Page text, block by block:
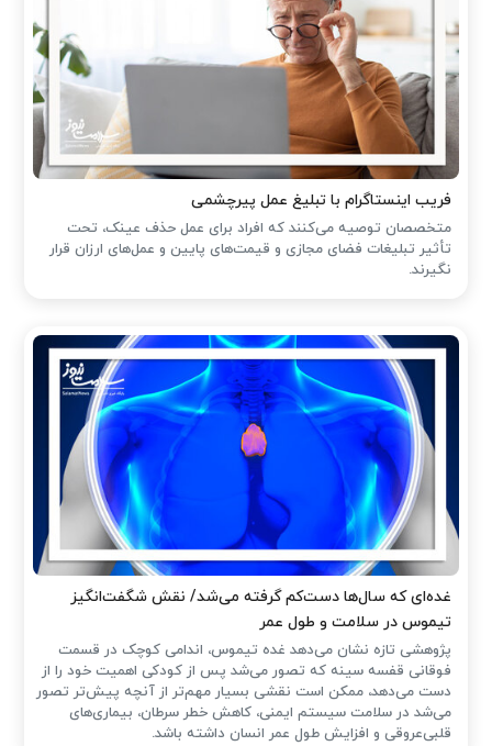
فریب اینستاگرام با تبلیغ عمل پیرچشمی
متخصصان توصیه می‌کنند که افراد برای عمل حذف عینک، تحت
تأثیر تبلیغات فضای مجازی و قیمت‌های پایین و عمل‌های ارزان قرار
نگیرند.
غده‌ای که سال‌ها دست‌کم گرفته می‌شد/ نقش شگفت‌انگیز
تیموس در سلامت و طول عمر
پژوهشی تازه نشان می‌دهد غده تیموس، اندامی کوچک در قسمت
فوقانی قفسه سینه که تصور می‌شد پس از کودکی اهمیت خود را از
دست می‌دهد، ممکن است نقشی بسیار مهم‌تر از آنچه پیش‌تر تصور
می‌شد در سلامت سیستم ایمنی، کاهش خطر سرطان، بیماری‌های
قلبی‌عروقی و افزایش طول عمر انسان داشته باشد.